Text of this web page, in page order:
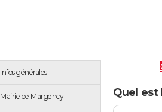
Infos générales
Mairie de Margency Quel est